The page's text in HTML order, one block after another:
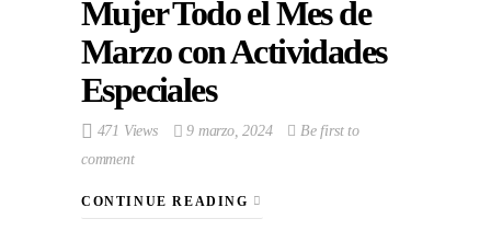
Mujer Todo el Mes de
Marzo con Actividades
Especiales
471 Views 9 marzo, 2024
Be first to
comment
CONTINUE READING